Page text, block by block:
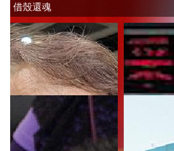
借殼還魂